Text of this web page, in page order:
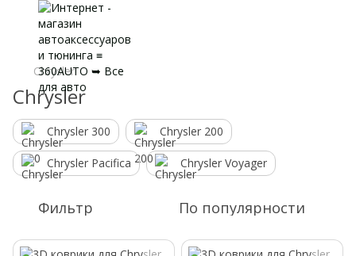
Chrysler
Chrysler
Chrysler 300 Chrysler 200
Chrysler Pacifica Chrysler Voyager
Фильтр По популярности